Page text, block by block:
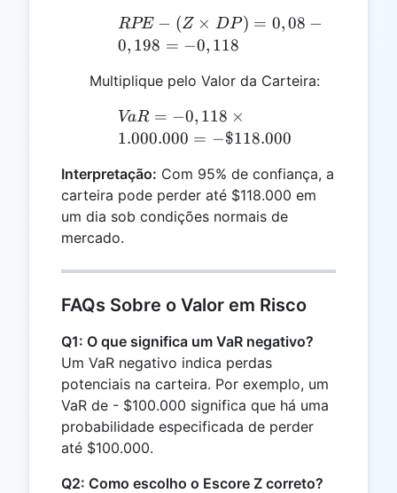
0,12
=
0,198
RPE -
(Z
DP)
0,08 -
0,198
-0,118
RPE − (Z × DP) = 0,08 −
0, 198 = −0, 118
Multiplique pelo Valor da Carteira:
VaR =
-0,118
1.000.000
= -
\$118.000
VaR = −0, 118 ×
1.000.000 = −$118.000
Interpretação: Com 95% de confiança, a
carteira pode perder até $118.000 em
um dia sob condições normais de
mercado.
FAQs Sobre o Valor em Risco
Q1: O que significa um VaR negativo?
Um VaR negativo indica perdas
potenciais na carteira. Por exemplo, um
VaR de - $100.000 significa que há uma
probabilidade especificada de perder
até $100.000.
Q2: Como escolho o Escore Z correto?